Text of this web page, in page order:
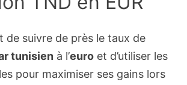
de suivre de près le taux de
tunisien à l’euroet d’utiliser les
pour maximiser ses gains lors